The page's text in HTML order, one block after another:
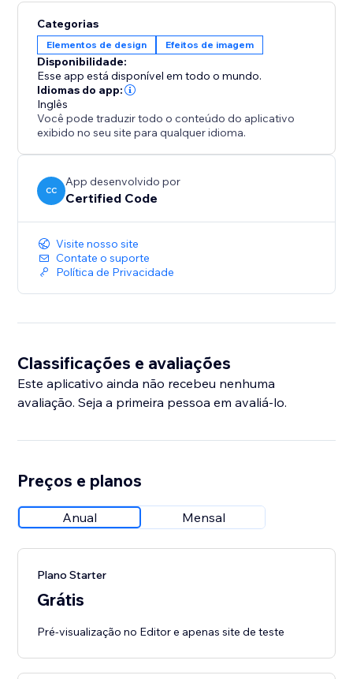
Categorias
Elementos de design Efeitos de imagem
Disponibilidade:
Esse app está disponível em todo o mundo.
Idiomas do app:
Inglês
Você pode traduzir todo o conteúdo do aplicativo
exibido no seu site para qualquer idioma.
CC
App desenvolvido por
Certified Code
Visite nosso site
Contate o suporte
Política de Privacidade
Classificações e avaliações
Este aplicativo ainda não recebeu nenhuma
avaliação. Seja a primeira pessoa em avaliá-lo.
Preços e planos
Anual Mensal
Plano Starter
Grátis
Pré-visualização no Editor e apenas site de teste